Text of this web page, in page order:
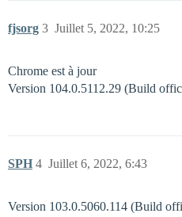
fjsorg Juillet 5, 2022, 10:25
3
Chrome est à jour
Version 104.0.5112.29 (Build
SPH Juillet 6, 2022, 6:43
4
Version 103.0.5060.114 (Build